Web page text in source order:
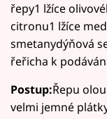
řepy1 lžíce
citronu1 lžíce
smetanydýňová
řeřicha k
Postup:Řepu
velmi jemné